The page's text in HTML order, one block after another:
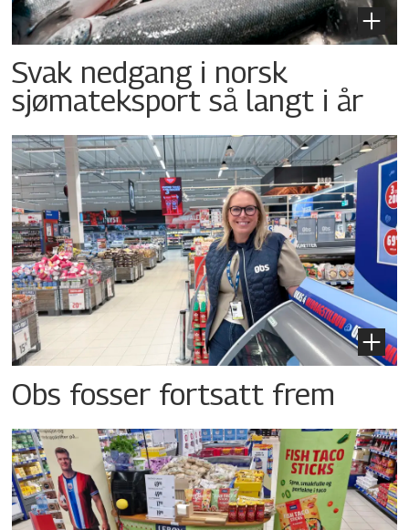
Svak nedgang i norsk
sjømateksport så langt i år
Obs fosser fortsatt frem